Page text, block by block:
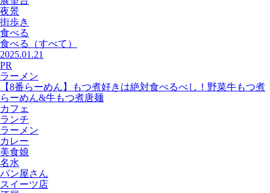
夜景
街歩き
食べる
食べる
（すべて）
2025.01.21
PR
ラーメン
【8番らーめん】もつ煮好きは絶対食べるべし！野菜牛もつ煮
らーめん&牛もつ煮唐麺
カフェ
ランチ
ラーメン
カレー
美食娘
名水
パン屋さん
スイーツ店